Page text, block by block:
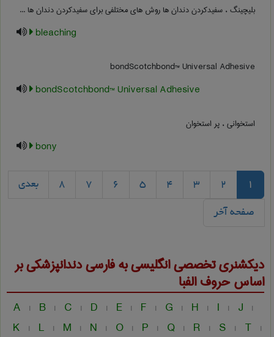
بلیچینگ ، سفیدکردن دندان ها روش های مختلفی برای سفیدکردن دندان ها ...
bleaching
bondScotchbond™ Universal Adhesive
bondScotchbond™ Universal Adhesive
استخوانی ، پر استخوان
bony
1
2
3
4
5
6
7
8 بعدی
صفحه آخر
دیکشنری تخصصی انگلیسی به فارسیدندانپزشكیبر
اساس حروف الفبا
A | B | C | D | E | F | G | H | I | J |
K | L | M | N | O | P | Q | R | S | T |